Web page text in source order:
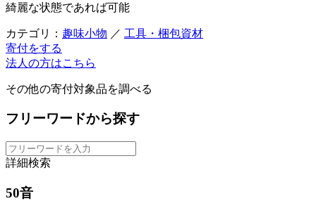
綺麗な状態であれば可能
カテゴリ： 趣味小物 ／ 工具・梱包資材
寄付をする
法人の方はこちら
その他の寄付対象品を調べる
フリーワードから探す
詳細検索
50音